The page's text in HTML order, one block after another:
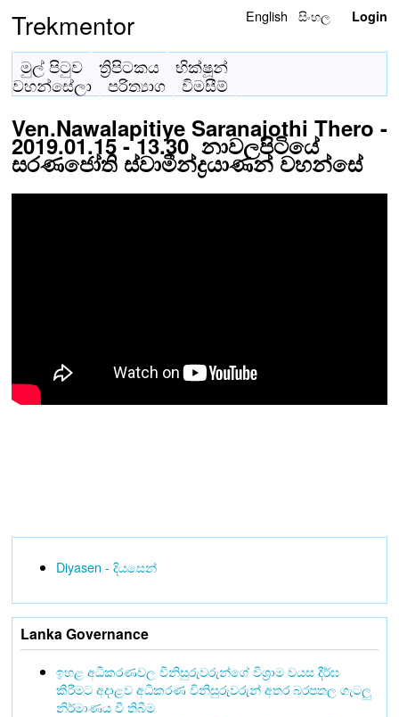
Trekmentor English සිංහල Login
මුල් පිටුව ත්‍රිපිටකය
භික්ෂූන්
වහන්සේලා
පරිත්‍යාග විමසීම්
Ven.Nawalapitiye Saranajothi Thero -
2019.01.15 - 13.30 නාවලපිටියේ
සරණජෝති ස්වාමීන්ද්‍රයාණන් වහන්සේ
Diyasen - දියසෙන්
Lanka Governance
ඉහළ අධිකරණවල විනිසුරුවරුන්ගේ විශ්‍රාම වයස දීර්ඝ
කිරීමට අදාළව අධිකරණ විනිසුරුවරුන් අතර බරපතල ගැටලු
නිර්මාණය වී තිබීම